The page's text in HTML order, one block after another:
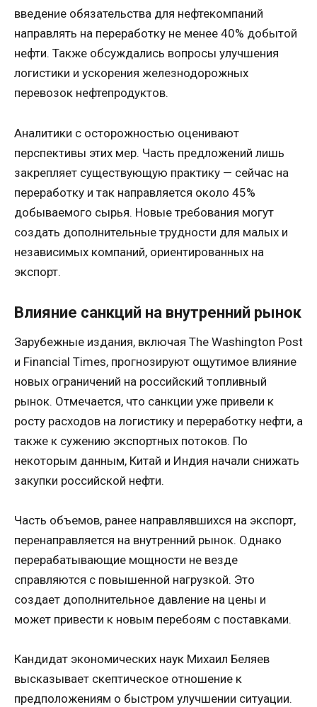
введение обязательства для нефтекомпаний
направлять на переработку не менее 40% добытой
нефти. Также обсуждались вопросы улучшения
логистики и ускорения железнодорожных
перевозок нефтепродуктов.
Аналитики с осторожностью оценивают
перспективы этих мер. Часть предложений лишь
закрепляет существующую практику — сейчас на
переработку и так направляется около 45%
добываемого сырья. Новые требования могут
создать дополнительные трудности для малых и
независимых компаний, ориентированных на
экспорт.
Влияние санкций на внутренний рынок
Зарубежные издания, включая The Washington Post
и Financial Times, прогнозируют ощутимое влияние
новых ограничений на российский топливный
рынок. Отмечается, что санкции уже привели к
росту расходов на логистику и переработку нефти, а
также к сужению экспортных потоков. По
некоторым данным, Китай и Индия начали снижать
закупки российской нефти.
Часть объемов, ранее направлявшихся на экспорт,
перенаправляется на внутренний рынок. Однако
перерабатывающие мощности не везде
справляются с повышенной нагрузкой. Это
создает дополнительное давление на цены и
может привести к новым перебоям с поставками.
Кандидат экономических наук Михаил Беляев
высказывает скептическое отношение к
предположениям о быстром улучшении ситуации.